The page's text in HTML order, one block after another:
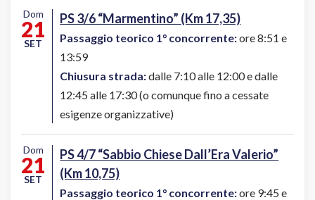
Dom
21
SET
PS 3/6 “Marmentino” (Km 17,35)
Passaggio teorico 1° concorrente:ore 8:51 e
13:59
Chiusura strada:dalle 7:10 alle 12:00 e dalle
12:45 alle 17:30 (o comunque fino a cessate
esigenze organizzative)
Dom
21
SET
PS 4/7 “Sabbio Chiese Dall’Era Valerio”
(Km 10,75)
Passaggio teorico 1° concorrente:ore 9:45 e